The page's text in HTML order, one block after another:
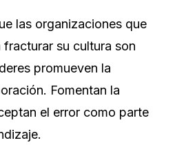
las organizaciones que
su cultura son
promueven la
Fomentan la
el error como parte